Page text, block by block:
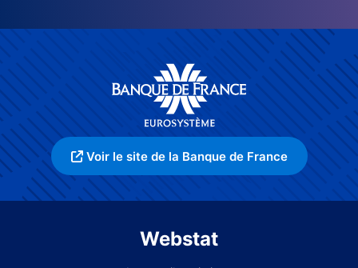
Voir le site de la Banque de France
Webstat